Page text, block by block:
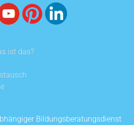
ist das?
Bildungsberatungsdienst